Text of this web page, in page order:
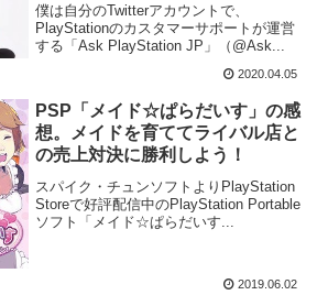
僕は自分のTwitterアカウントで、
PlayStationのカスタマーサポートが運営
する「Ask PlayStation JP」（@Ask...
2020.04.05
PSP「メイド☆ぱらだいす」の感
想。メイドを育ててライバル店と
の売上対決に勝利しよう！
スパイク・チュンソフトよりPlayStation
Storeで好評配信中のPlayStation Portable
ソフト「メイド☆ぱらだいす...
2019.06.02